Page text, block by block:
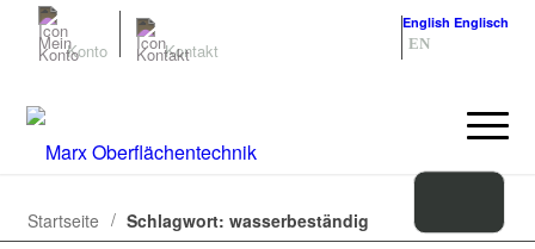
Konto Kontakt
English Englisch
EN
Startseite / Schlagwort: wasserbeständig